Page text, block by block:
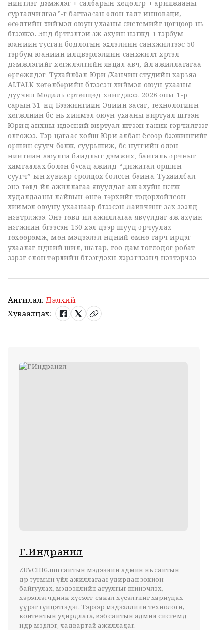
нийтлэг дэмжлэг + салбарын хөдөлгүүр + арилжааны
сурталчилгаа”-г багтаасан олон талт инноваци,
өсөлтийн хиймэл оюун ухааны системийг цогцоор нь
бүтээжээ. Энд бүртгэлтэй аж ахуйн нэгжүүд 1 тэрбум
юанийн тусгай бодлогын эхлэлийн санхүүжилтээс 50
тэрбум юанийн үйлдвэрлэлийн санхүүжилт хүртэл
дэмжлэгийг хөгжүүлэлтийн явцал авч, үйл ажиллагагаа
өргөжүүлдэг. Тухайлбал Юри /Ханчин студийн харьяа
AI.TALK хөтөлбөрийн бүтээсэн хиймэл оюун ухааны
дуучин Модаль ертөнцөд хийгджээ. 2026 оны 1-р
сарын 31-нд Бээжингийн Эдийн засаг, технологийн
хөгжлийн бүс нь хиймэл оюун ухааны виртуал шүтээн
Юрид анхны үндэсний виртуал шүтээн таних гэрчилгээг
олгожээ. Тэр цагаас хойш Юри албан ёсоор бээжингийг
оршин суугч болж, суурьшиж, бүс нутгийн олон
нийтийн аюулгүй байдлыг дэмжих, байгаль орчныг
хамгаалах болон бусад ажилд “дижитал оршин
суугч”-ын хувиар оролцох болсон байна. Тухайлбал
энэ төвд үйл ажиллагаа явуулдаг аж ахуйн нэгж
худалдааны лайвын өнгө төрхийг тодорхойлсон
хиймэл оюуну ухаанаар бүтээсэн Лайвчинг зах зээлд
нэвтрүүлжээ. Энэ төвд үйл ажиллагаа явуулдаг аж ахуйн
нэгжийн бүтээсэн 150 хэл дээр шууд орчуулах
төхөөрөмж, мөн мэдээлэл нүдний өмнө гарч ирдэг
ухаалаг нүдний шил, шатар, гоо дам тоглодог робат
зэрэг олон төрлийн бүтээгдэхүүн хэрэглээнд нэвтэрчээ
Ангилал: Дэлхий
Хуваалцах:
Г.Индранил
ZUVCHIG.mn сайтын мэдээний админ нь сайтын
өдөр тутмын үйл ажиллагааг удирдан зохион
байгуулах, мэдээллийн агуулгыг шинэчлэх,
хэрэглэгчдийн хүсэлт, санал хүсэлтийг хариуцах
үүрэг гүйцэтгэдэг. Тэрээр мэдээллийн технологи,
контентын удирдлага, вэб сайтын админ системд
өндөр мэдлэг, чадвартай ажилладаг.